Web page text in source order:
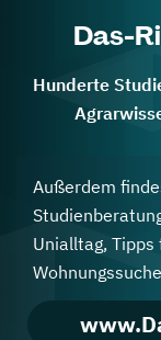
Das-
Hunderte
Außerdem
Unialltag, Tipps